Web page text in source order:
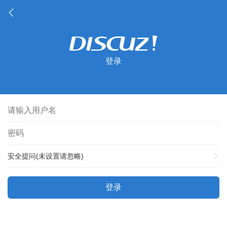
登录
安全提问(未设置请忽略)
登录